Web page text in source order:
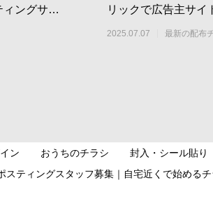
ングサー
ございま
リックで広告主サイ
タジオ｜西野建設株
2025.07.07 最新の配布
ン おうちのチラシ 封入・シール貼り
スティングスタッフ募集｜自宅近くで始める